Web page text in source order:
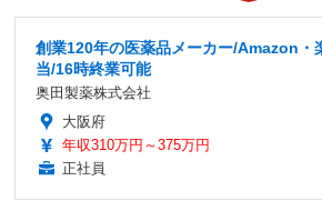
創業120年の医薬品メーカー/Amazon・
当/16時終業可能
奥田製薬株式会社
大阪府
年収310万円～375万円
正社員